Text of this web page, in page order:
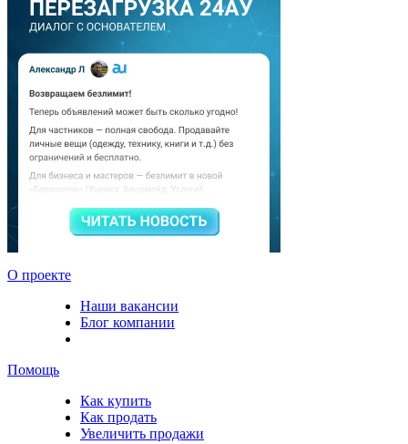
О проекте
Наши вакансии
Блог компании
Помощь
Как купить
Как продать
Увеличить продажи